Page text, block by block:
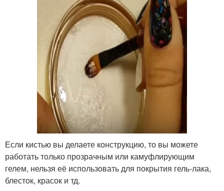
Если кистью вы делаете конструкцию, то вы можете
работать только прозрачным или камуфлирующим
гелем, нельзя её использовать для покрытия гель-лака,
блесток, красок и тд.